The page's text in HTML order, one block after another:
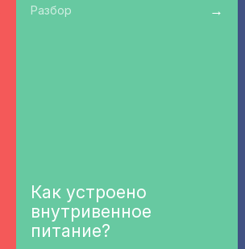
Разбор →
Как устроено
внутривенное
питание?